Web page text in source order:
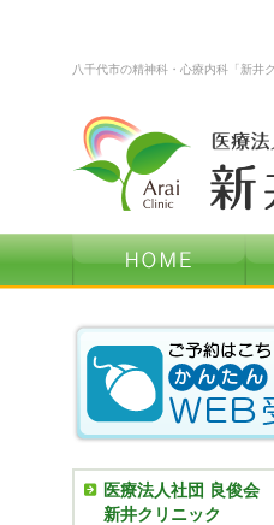
八千代市の精神科・心療内科「新井
医療法人社団 良俊会
新井クリニック